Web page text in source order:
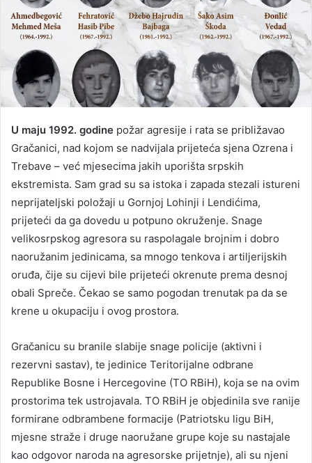
U maju 1992. godine požar agresije i rata se približavao
Gračanici, nad kojom se nadvijala prijeteća sjena Ozrena i
Trebave – već mjesecima jakih uporišta srpskih
ekstremista. Sam grad su sa istoka i zapada stezali istureni
neprijateljski položaji u Gornjoj Lohinji i Lendićima,
prijeteći da ga dovedu u potpuno okruženje. Snage
velikosrpskog agresora su raspolagale brojnim i dobro
naoružanim jedinicama, sa mnogo tenkova i artiljerijskih
oruđa, čije su cijevi bile prijeteći okrenute prema desnoj
obali Spreče. Čekao se samo pogodan trenutak pa da se
krene u okupaciju i ovog prostora.
Gračanicu su branile slabije snage policije (aktivni i
rezervni sastav), te jedinice Teritorijalne odbrane
Republike Bosne i Hercegovine (TO RBiH), koja se na ovim
prostorima tek ustrojavala. TO RBiH je objedinila sve ranije
formirane odbrambene formacije (Patriotsku ligu BiH,
mjesne straže i druge naoružane grupe koje su nastajale
kao odgovor naroda na agresorske prijetnje), ali su njeni